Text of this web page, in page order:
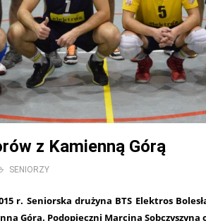
z Kamienną Górą
SENIORZY
r. Seniorska drużyna BTS Elektros
Góra. Podopieczni Marcina